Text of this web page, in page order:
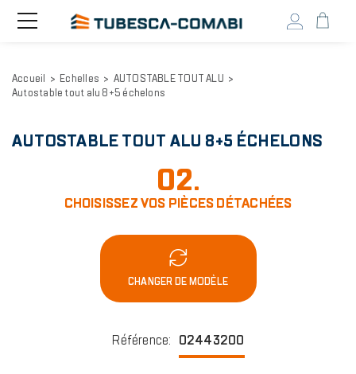
Aller
Toggle
navigation
Accueil Echelles
AUTOSTABLE TOUT ALU
Autostable tout alu 8+5 échelons
AUTOSTABLE TOUT ALU 8+5 ÉCHELONS
02.
CHOISISSEZ VOS PIÈCES DÉTACHÉES
CHANGER DE MODÈLE
Référence: 02443200